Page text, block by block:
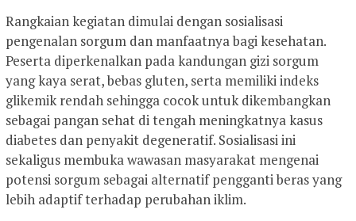
Rangkaian kegiatan dimulai dengan sosialisasi
pengenalan sorgum dan manfaatnya bagi kesehatan.
Peserta diperkenalkan pada kandungan gizi sorgum
yang kaya serat, bebas gluten, serta memiliki indeks
glikemik rendah sehingga cocok untuk dikembangkan
sebagai pangan sehat di tengah meningkatnya kasus
diabetes dan penyakit degeneratif. Sosialisasi ini
sekaligus membuka wawasan masyarakat mengenai
potensi sorgum sebagai alternatif pengganti beras yang
lebih adaptif terhadap perubahan iklim.